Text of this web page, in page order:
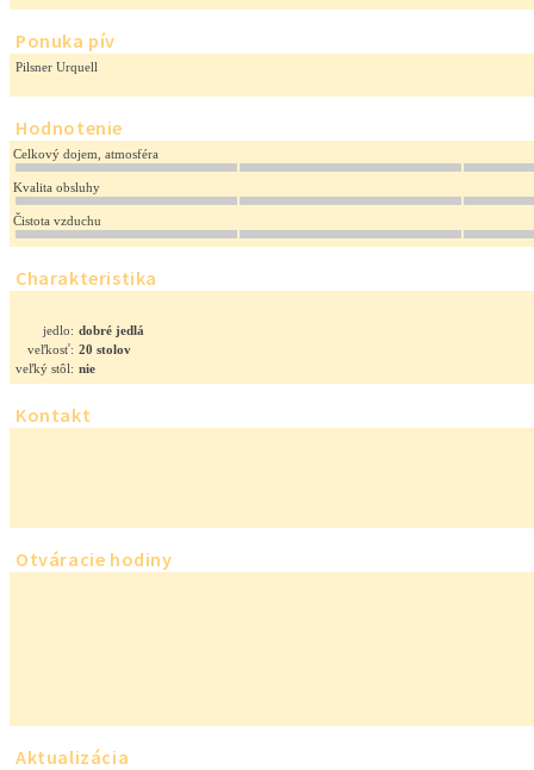
Ponuka pív
Pilsner Urquell
Hodnotenie
Celkový dojem, atmosféra
Kvalita obsluhy
Čistota vzduchu
Charakteristika
jedlo: dobré jedlá
veľkosť: 20 stolov
veľký stôl: nie
Kontakt
Otváracie hodiny
Aktualizácia